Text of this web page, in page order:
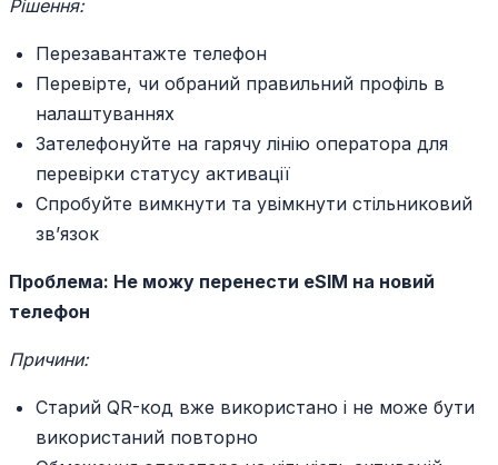
Рішення:
Перезавантажте телефон
Перевірте, чи обраний правильний профіль в
налаштуваннях
Зателефонуйте на гарячу лінію оператора для
перевірки статусу активації
Спробуйте вимкнути та увімкнути стільниковий
зв’язок
Проблема: Не можу перенести eSIM на новий
телефон
Причини:
Старий QR-код вже використано і не може бути
використаний повторно